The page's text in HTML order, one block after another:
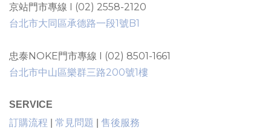
京站門市專線 I (02) 2558-2120
台北市大同區承德路一段1號B1
忠泰NOKE門市專線 I (02) 8501-1661
台北市中山區樂群三路200號1樓
SERVICE
訂購流程
常見問題 售後服務